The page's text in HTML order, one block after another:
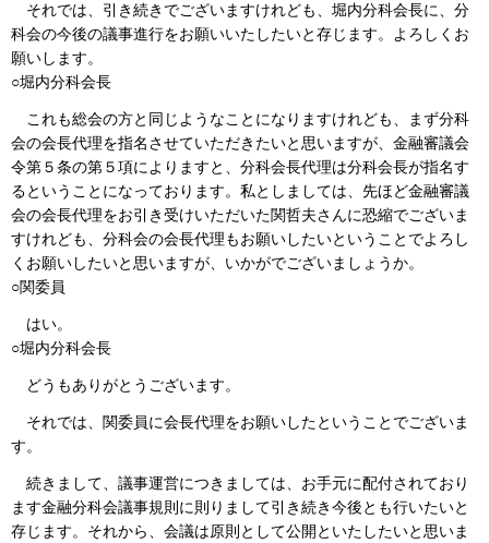
それでは、引き続きでございますけれども、堀内分科会長に、分
科会の今後の議事進行をお願いいたしたいと存じます。よろしくお
願いします。
○堀内分科会長
これも総会の方と同じようなことになりますけれども、まず分科
会の会長代理を指名させていただきたいと思いますが、金融審議会
令第５条の第５項によりますと、分科会長代理は分科会長が指名す
るということになっております。私としましては、先ほど金融審議
会の会長代理をお引き受けいただいた関哲夫さんに恐縮でございま
すけれども、分科会の会長代理もお願いしたいということでよろし
くお願いしたいと思いますが、いかがでございましょうか。
○関委員
はい。
○堀内分科会長
どうもありがとうございます。
それでは、関委員に会長代理をお願いしたということでございま
す。
続きまして、議事運営につきましては、お手元に配付されており
ます金融分科会議事規則に則りまして引き続き今後とも行いたいと
存じます。それから、会議は原則として公開といたしたいと思いま